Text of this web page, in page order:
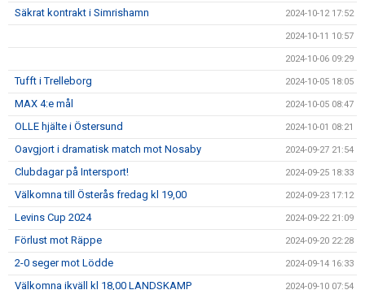
Säkrat kontrakt i Simrishamn 2024-10-12 17:52
2024-10-11 10:57
2024-10-06 09:29
Tufft i Trelleborg 2024-10-05 18:05
MAX 4:e mål 2024-10-05 08:47
OLLE hjälte i Östersund 2024-10-01 08:21
Oavgjort i dramatisk match mot Nosaby 2024-09-27 21:54
Clubdagar på Intersport! 2024-09-25 18:33
Välkomna till Österås fredag kl 19,00 2024-09-23 17:12
Levins Cup 2024 2024-09-22 21:09
Förlust mot Räppe 2024-09-20 22:28
2-0 seger mot Lödde 2024-09-14 16:33
Välkomna ikväll kl 18,00 LANDSKAMP 2024-09-10 07:54